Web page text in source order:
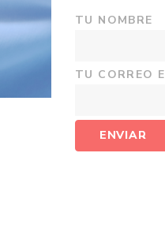
TU NOMBRE
TU CORREO